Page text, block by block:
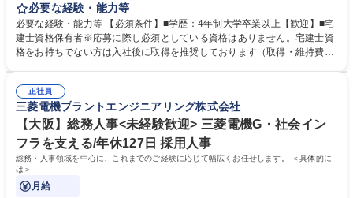
貸運営、売却、仲介・活用提案等を行う営業部門において事務業務を担当
いただきます。 【詳細】・契約書管理、契約書製本、捺印対応、ファイリ
ング、登記簿取得、調書取得・支払業務（各種費用支払、支払管理、請
求・支払データ登録、取引先マスター申請対応）・予算作成及び予実管
の他に担当頂く業務が発生する場合があります。 募集職種 【営業事務】
業務職/三井物産グループ/平均残業時間10H/完全週休2日
必要な経験・能力等
必要な経験・能力等 【必須条件】■学歴：4年制大学卒業以上【歓迎】■宅
建士資格保有者※応募に際し必須としている資格はありません。宅建士資
格をお持ちでない方は入社後に取得を推奨しております（取得・維持費用
ション力がある方。 ・チャレンジを厭わず、粘り強く業務に取り組める
方。多様な関係者と謙虚に信頼関係を構築でき、期限を意識したスケジュ
ール管理が出来る方。※将来的に他部署（営業部門、コーポレート部門）
へのジョブローテーションの可能性があります。 学歴・資格 学歴：大学
院 大学 語学力： 資格：宅地建物取引士
正社員
三菱電機プラントエンジニアリング株式会社
【大阪】総務人事<未経験歓迎> 三菱電機G・社会イン
フラを支える/年休127日 採用人事
総務・人事領域を中心に、これまでのご経験に応じて幅広くお任せします。 ＜具体的に
は＞
月給